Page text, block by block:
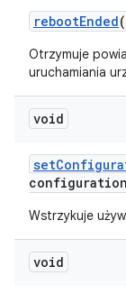
rebootEnded(
Otrzymuje
uruchamiania
void
set
Wstrzykuje
void